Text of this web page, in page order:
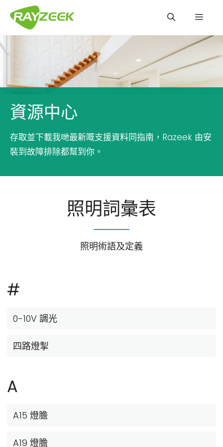
內
容
選
資源中心
存取並下載我哋最新嘅支援資料同指南，Razeek 由安
裝到故障排除都幫到你。
照明詞彙表
照明術語及定義
#
0-10V 調光
四路燈掣
A
A15 燈膽
A19 燈膽